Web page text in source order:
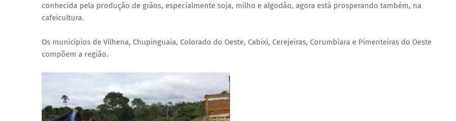
conhecida pela produção de grãos, especialmente soja, milho e algodão, agora está prosperando também, na
cafeicultura.
Os municípios de Vilhena, Chupinguaia, Colorado do Oeste, Cabixi, Cerejeiras, Corumbiara e Pimenteiras do Oeste
compõem a região.